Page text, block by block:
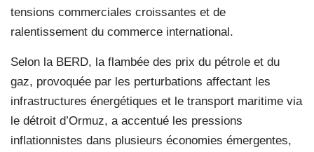
tensions commerciales croissantes et de
ralentissement du commerce international.
Selon la BERD, la flambée des prix du pétrole et du
gaz, provoquée par les perturbations affectant les
infrastructures énergétiques et le transport maritime via
le détroit d’Ormuz, a accentué les pressions
inflationnistes dans plusieurs économies émergentes,